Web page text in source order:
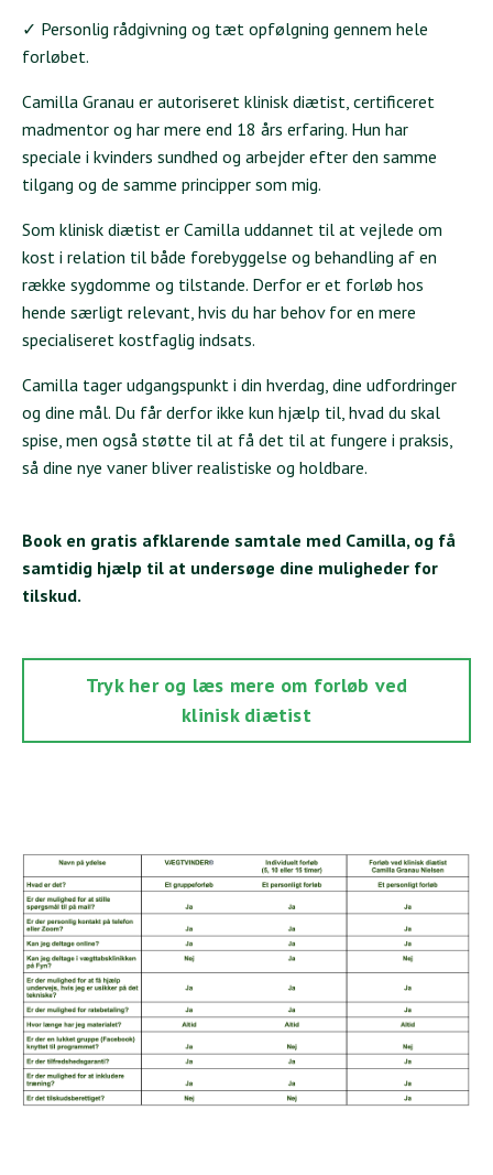
✓ Personlig rådgivning og tæt opfølgning gennem hele
forløbet.
Camilla Granau er autoriseret klinisk diætist, certificeret
madmentor og har mere end 18 års erfaring. Hun har
speciale i kvinders sundhed og arbejder efter den samme
tilgang og de samme principper som mig.
Som klinisk diætist er Camilla uddannet til at vejlede om
kost i relation til både forebyggelse og behandling af en
række sygdomme og tilstande. Derfor er et forløb hos
hende særligt relevant, hvis du har behov for en mere
specialiseret kostfaglig indsats.
Camilla tager udgangspunkt i din hverdag, dine udfordringer
og dine mål. Du får derfor ikke kun hjælp til, hvad du skal
spise, men også støtte til at få det til at fungere i praksis,
så dine nye vaner bliver realistiske og holdbare.
Book en gratis afklarende samtale med Camilla, og få
samtidig hjælp til at undersøge dine muligheder for
tilskud.
Tryk her og læs mere om forløb ved
klinisk diætist